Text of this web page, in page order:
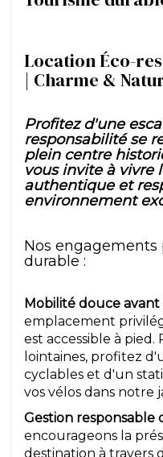
Location Éco-
| Charme &
Profitez d'une
responsabilité se
plein centre
vous invite à vivre
authentique et
environnement
Nos
durable :
Mobilité douce
emplacement
est accessible à
lointaines, profitez
cyclables et d'un
vos vélos dans notre
Gestion responsable
encourageons la
destination à travers